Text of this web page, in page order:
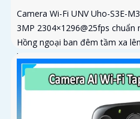
Camera Wi-Fi UNV Uho-S3E-
3MP 2304×1296@25fps chuẩn
Hồng ngoại ban đêm tầm xa
loa trong phạm vi 3m